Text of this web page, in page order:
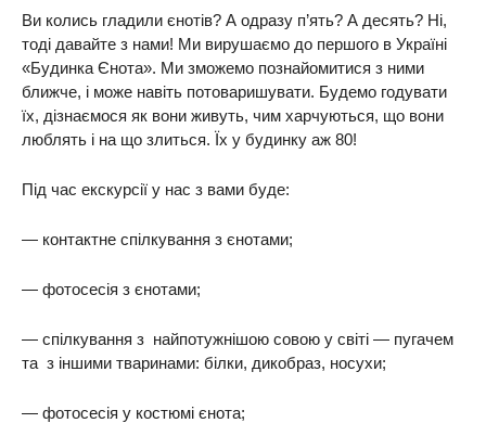
Ви колись гладили єнотів? А одразу п’ять? А десять? Ні,
тоді давайте з нами! Ми вирушаємо до першого в Україні
«Будинка Єнота». Ми зможемо познайомитися з ними
ближче, і може навіть потоваришувати. Будемо годувати
їх, дізнаємося як вони живуть, чим харчуються, що вони
люблять і на що злиться. Їх у будинку аж 80!
Під час екскурсії у нас з вами буде:
— контактне спілкування з єнотами;
— фотосесія з єнотами;
— спілкування з найпотужнішою совою у світі — пугачем
та з іншими тваринами: білки, дикобраз, носухи;
— фотосесія у костюмі єнота;